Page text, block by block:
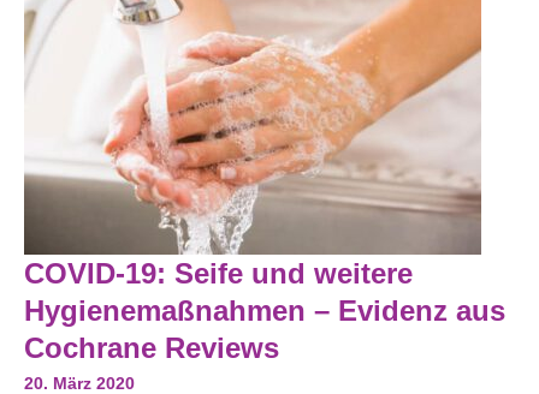
COVID-19: Seife und weitere
Hygienemaßnahmen – Evidenz aus
Cochrane Reviews
20. März 2020
COVID-
19:
Seife
Und
Weitere
Hygienemaßnahmen
–